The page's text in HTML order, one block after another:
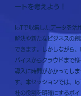
ートを考えよう！
IoTで収集したデータを活
解決や新たなビジネスの
できます。しかしながら
バイスからクラウドまで様
導入に時間がかかってし
す。本セッションでは、
社の役割を明確にするポ